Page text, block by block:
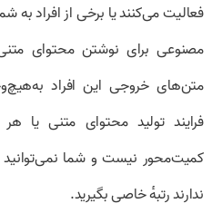
فعالیت می‌کنند یا برخی از افراد به
مصنوعی برای نوشتن محتوای
متن‌های خروجی این افراد
فرایند تولید محتوای متنی یا
کمیت‌محور نیست و شما نمی‌توانید
ندارند رتبهٔ خاصی بگیرید.